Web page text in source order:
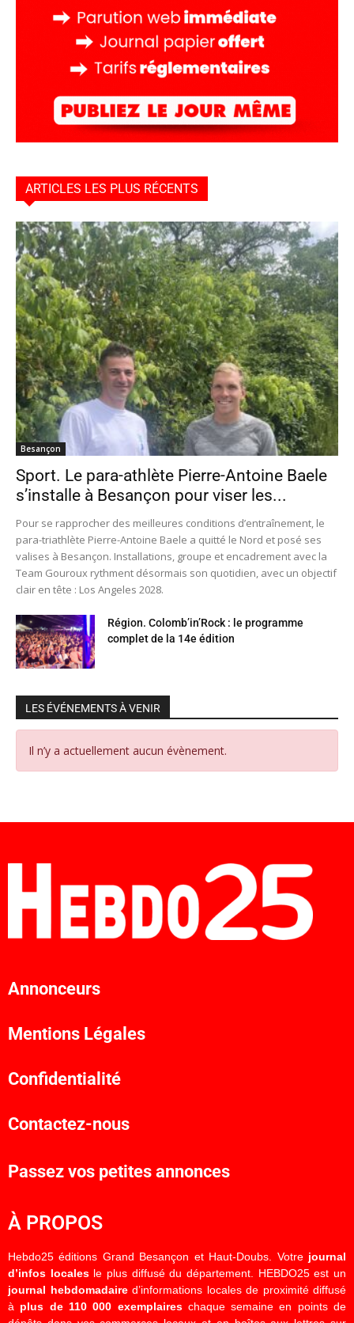
ARTICLES LES PLUS RÉCENTS
Besançon
Sport. Le para-athlète Pierre-Antoine Baele
s’installe à Besançon pour viser les...
Pour se rapprocher des meilleures conditions d’entraînement, le
para-triathlète Pierre-Antoine Baele a quitté le Nord et posé ses
valises à Besançon. Installations, groupe et encadrement avec la
Team Gouroux rythment désormais son quotidien, avec un objectif
clair en tête : Los Angeles 2028.
Région. Colomb’in’Rock : le programme
complet de la 14e édition
LES ÉVÉNEMENTS À VENIR
Il n’y a actuellement aucun évènement.
Annonceurs
Mentions Légales
Confidentialité
Contactez-nous
Passez vos petites annonces
À PROPOS
Hebdo25 éditions Grand Besançon et Haut-Doubs. Votre journal
d’infos localesle plus diffusé du département. HEBDO25 est un
journal hebdomadaired’informations locales de proximité diffusé
à plus de 110 000 exemplaireschaque semaine en points de